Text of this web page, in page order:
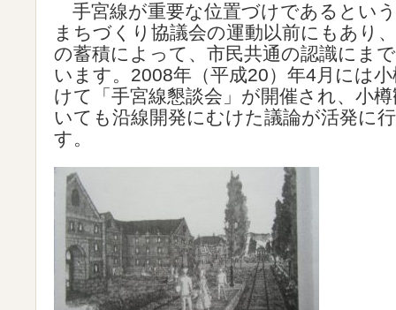
手宮線が重要な位置づけであるとい
まちづくり協議会の運動以前にもあり
の蓄積によって、市民共通の認識にま
います。2008年（平成20）年4月には
けて「手宮線懇談会」が開催され、小
いても沿線開発にむけた議論が活発に
す。